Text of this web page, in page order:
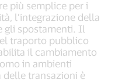
più semplice per i
l’integrazione della
gli spostamenti. Il
traporto pubblico
il cambiamento
in ambienti
transazioni è